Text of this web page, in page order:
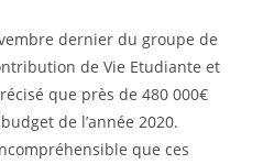
dernier du groupe de
de Vie Etudiante et
que près de 480 000€
de l’année 2020.
que ces